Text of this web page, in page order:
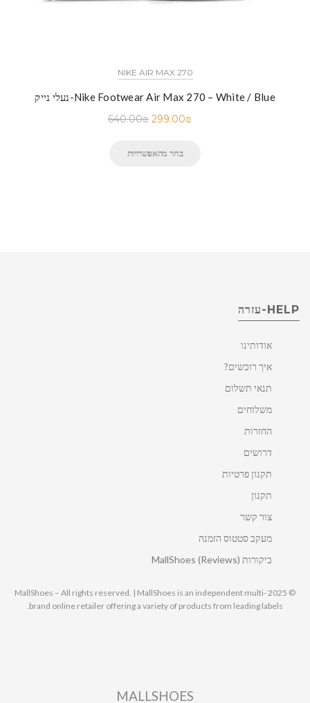
NIKE AIR MAX 270
נעלי נייק-Nike Footwear Air Max 270 – White / Blue
640.00₪ 299.00₪
בחר מהאפשרויות
HELP-עזרה
אודותינו
איך רוכשים?
תנאי תשלום
משלוחים
החזרות
דרושים
תקנון פרטיות
תקנון
צור קשר
מעקב סטטוס הזמנה
ביקורות MallShoes (Reviews)
© 2025 MallShoes – All rights reserved. | MallShoes is an independent multi-
brand online retailer offering a variety of products from leading labels.
MALLSHOES